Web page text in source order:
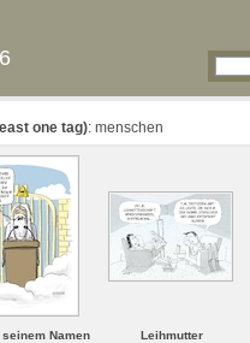
one tag): menschen
Namen
Leihmutter